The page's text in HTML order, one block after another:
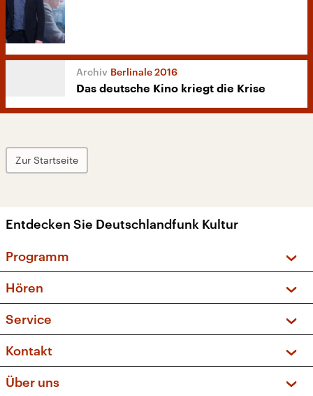
Berlinale 2016
Das deutsche Kino kriegt die Krise
Zur Startseite
Entdecken Sie Deutschlandfunk Kultur
Programm
Sendungen und Podcasts
Musikliste
Kakadu – Das Kinderprogramm
Hören
Frequenzen (UKW + DAB+)
Service
FAQ
Apps
Newsletter
Kontakt
Über uns